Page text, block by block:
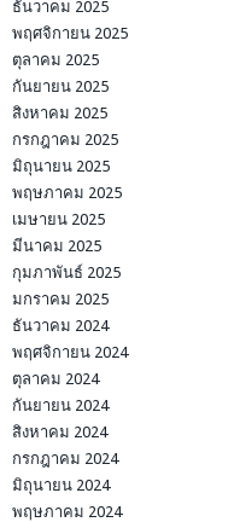
ธันวาคม 2025
พฤศจิกายน 2025
ตุลาคม 2025
กันยายน 2025
สิงหาคม 2025
กรกฎาคม 2025
มิถุนายน 2025
พฤษภาคม 2025
เมษายน 2025
มีนาคม 2025
กุมภาพันธ์ 2025
มกราคม 2025
ธันวาคม 2024
พฤศจิกายน 2024
ตุลาคม 2024
กันยายน 2024
สิงหาคม 2024
กรกฎาคม 2024
มิถุนายน 2024
พฤษภาคม 2024